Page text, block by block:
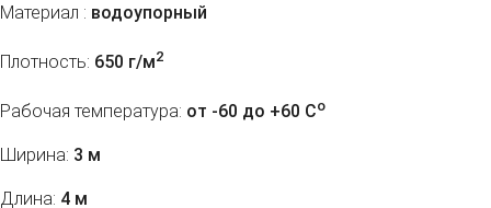
Материал : водоупорный
Плотность: 650 г/м2
Рабочая температура: от -60 до +60 Co
Ширина: 3 м
Длина: 4 м